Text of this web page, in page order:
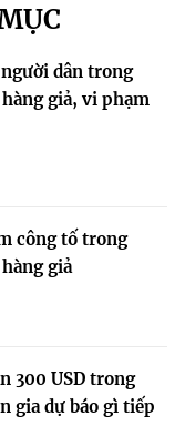
dân trong
giả, vi phạm
công tố trong
giả
300 USD trong
gia dự báo gì tiếp